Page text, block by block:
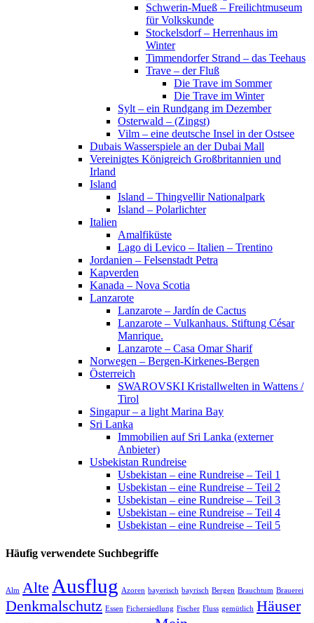
Schwerin-Mueß – Freilichtmuseum
für Volkskunde
Stockelsdorf – Herrenhaus im
Winter
Timmendorfer Strand – das Teehaus
Trave – der Fluß
Die Trave im Sommer
Die Trave im Winter
Sylt – ein Rundgang im Dezember
Osterwald – (Zingst)
Vilm – eine deutsche Insel in der Ostsee
Dubais Wasserspiele an der Dubai Mall
Vereinigtes Königreich Großbritannien und
Irland
Island
Island – Thingvellir Nationalpark
Island – Polarlichter
Italien
Amalfiküste
Lago di Levico – Italien – Trentino
Jordanien – Felsenstadt Petra
Kapverden
Kanada – Nova Scotia
Lanzarote
Lanzarote – Jardín de Cactus
Lanzarote – Vulkanhaus. Stiftung César
Manrique.
Lanzarote – Casa Omar Sharif
Norwegen – Bergen-Kirkenes-Bergen
Österreich
SWAROVSKI Kristallwelten in Wattens /
Tirol
Singapur – a light Marina Bay
Sri Lanka
Immobilien auf Sri Lanka (externer
Anbieter)
Usbekistan Rundreise
Usbekistan – eine Rundreise – Teil 1
Usbekistan – eine Rundreise – Teil 2
Usbekistan – eine Rundreise – Teil 3
Usbekistan – eine Rundreise – Teil 4
Usbekistan – eine Rundreise – Teil 5
Häufig verwendete Suchbegriffe
Alm Alte Ausflug Azoren bayerisch bayrisch Bergen Brauchtum Brauerei
Denkmalschutz Essen Fichersiedlung Fischer Fluss gemütlich Häuser